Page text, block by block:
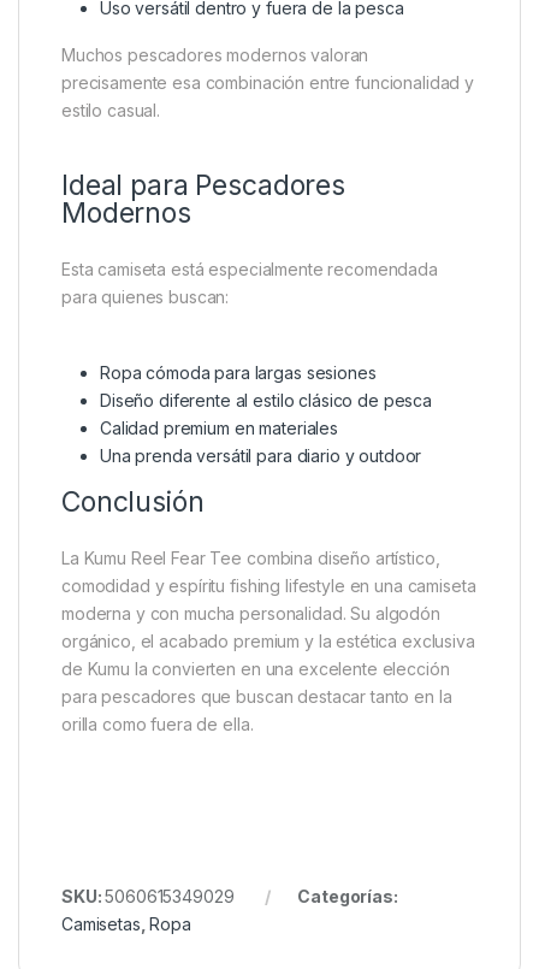
Uso versátil dentro y fuera de la pesca
Muchos pescadores modernos valoran
precisamente esa combinación entre funcionalidad y
estilo casual.
Ideal para Pescadores
Modernos
Esta camiseta está especialmente recomendada
para quienes buscan:
Ropa cómoda para largas sesiones
Diseño diferente al estilo clásico de pesca
Calidad premium en materiales
Una prenda versátil para diario y outdoor
Conclusión
La Kumu Reel Fear Tee combina diseño artístico,
comodidad y espíritu fishing lifestyle en una camiseta
moderna y con mucha personalidad. Su algodón
orgánico, el acabado premium y la estética exclusiva
de Kumu la convierten en una excelente elección
para pescadores que buscan destacar tanto en la
orilla como fuera de ella.
SKU:5060615349029
Categorías:
Camisetas ,Ropa